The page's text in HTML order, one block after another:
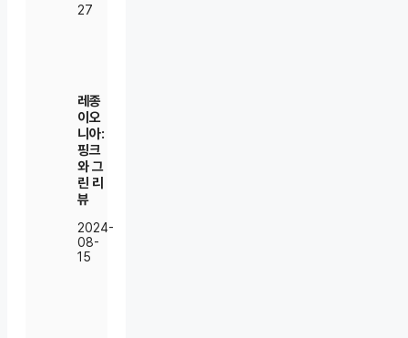
27
레종
이오
니아:
핑크
와 그
린 리
뷰
2024-
08-
15